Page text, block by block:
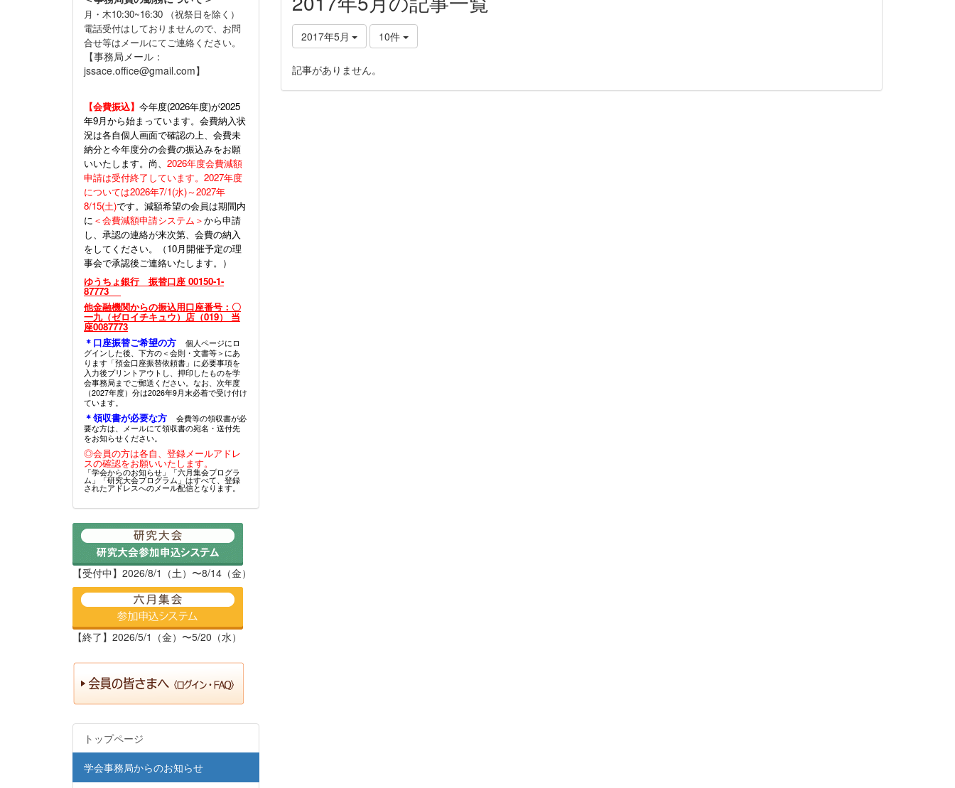
2017年5月 10件
記事がありません。
月・木10:30~16:30 （祝祭日を除く）
電話受付はしておりませんので、お問
合せ等はメールにてご連絡ください。
【事務局メール：
jssace.office@gmail.com】
【会費振込】 今年度(2026年度)が2025
年9月から始まっています。会費納入状
況は各自個人画面で確認の上、会費未
納分と今年度分の会費の振込みをお願
いいたします。尚、 2026年度会費減額
申請は受付終了しています。2027年度
については2026年7/1(水)～2027年
8/15(土)です。減額希望の会員は期間内
に ＜会費減額申請システム＞から申請
し、承認の連絡が来次第、会費の納入
をしてください。（10月開催予定の理
事会で承認後ご連絡いたします。）
ゆうちょ銀行 振替口座 00150-1-
87773
他金融機関からの振込用口座番号：〇
一九（ゼロイチキュウ）店（019） 当
座0087773
＊口座振替ご希望の方
個人ページにロ
グインした後、下方の＜会則・文書等＞にあ
ります「預金口座振替依頼書」に必要事項を
入力後プリントアウトし、押印したものを学
会事務局までご郵送ください。なお、次年度
（2027年度）分は2026年9月末必着で受け付け
ています。
＊領収書が必要な方
会費等の領収書が必
要な方は、メールにて領収書の宛名・送付先
をお知らせください。
◎会員の方は各自、登録メールアドレ
スの確認をお願いいたします。
「学会からのお知らせ」「六月集会プログラ
ム」「研究大会プログラム」はすべて、登録
されたアドレスへのメール配信となります。
【受付中】2026/8/1（土）〜8/14（金）
【終了】2026/5/1（金）〜5/20（水）
トップページ
学会事務局からのお知らせ